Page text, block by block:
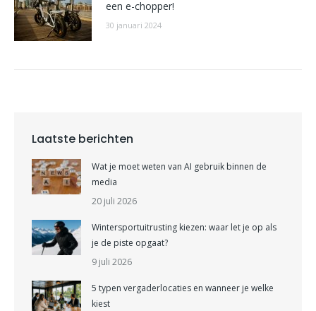
een e-chopper!
30 januari 2024
Laatste berichten
Wat je moet weten van AI gebruik binnen de
media
20 juli 2026
Wintersportuitrusting kiezen: waar let je op als
je de piste opgaat?
9 juli 2026
5 typen vergaderlocaties en wanneer je welke
kiest